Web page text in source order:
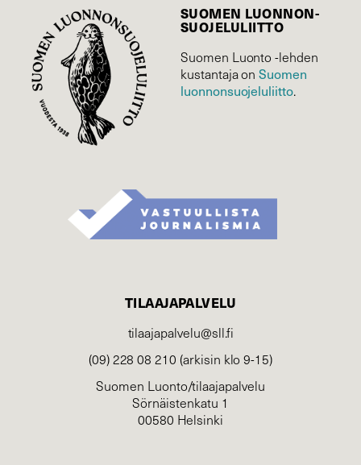
SUOMEN LUONNON­
SUOJELU­LIITTO
Suomen Luonto -lehden
kustantaja onSuomen
luonnonsuojelu­liitto.
TILAAJAPALVELU
tilaajapalvelu@sll.fi
(09) 228 08 210 (arkisin klo 9-15)
Suomen Luonto/tilaajapalvelu
Sörnäistenkatu 1
00580 Helsinki